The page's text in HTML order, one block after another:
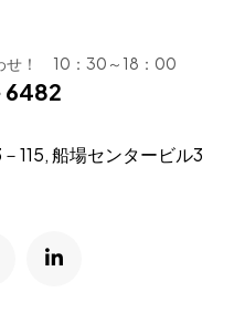
せ！ 10：30～18：00
6482
115, 船場センタービル3